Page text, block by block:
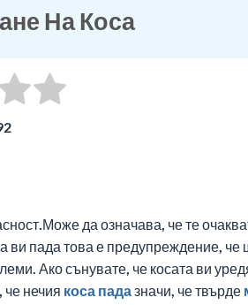
На Коса
да означава, че те
ви пада това е предупреждение, че
Ако сънувате, че косата ви
че нечия коса пада значи, че твърде